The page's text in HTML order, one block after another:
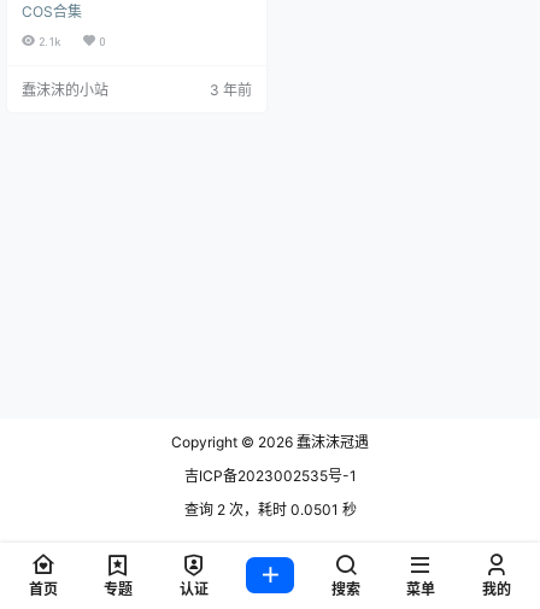
发紫的人物哦！她微博上有40万
+的粉丝，简直就是COS界的一颗闪
play写真图片合集资源，可以直接
COS合集
2.1k 0
蠢沫沫的小站 3 年前
Copyright © 2026 蠢沫沫冠遇
吉ICP备2023002535号-1
查询 2 次，耗时 0.0501 秒
首页 专题 认证 搜索 菜单 我的